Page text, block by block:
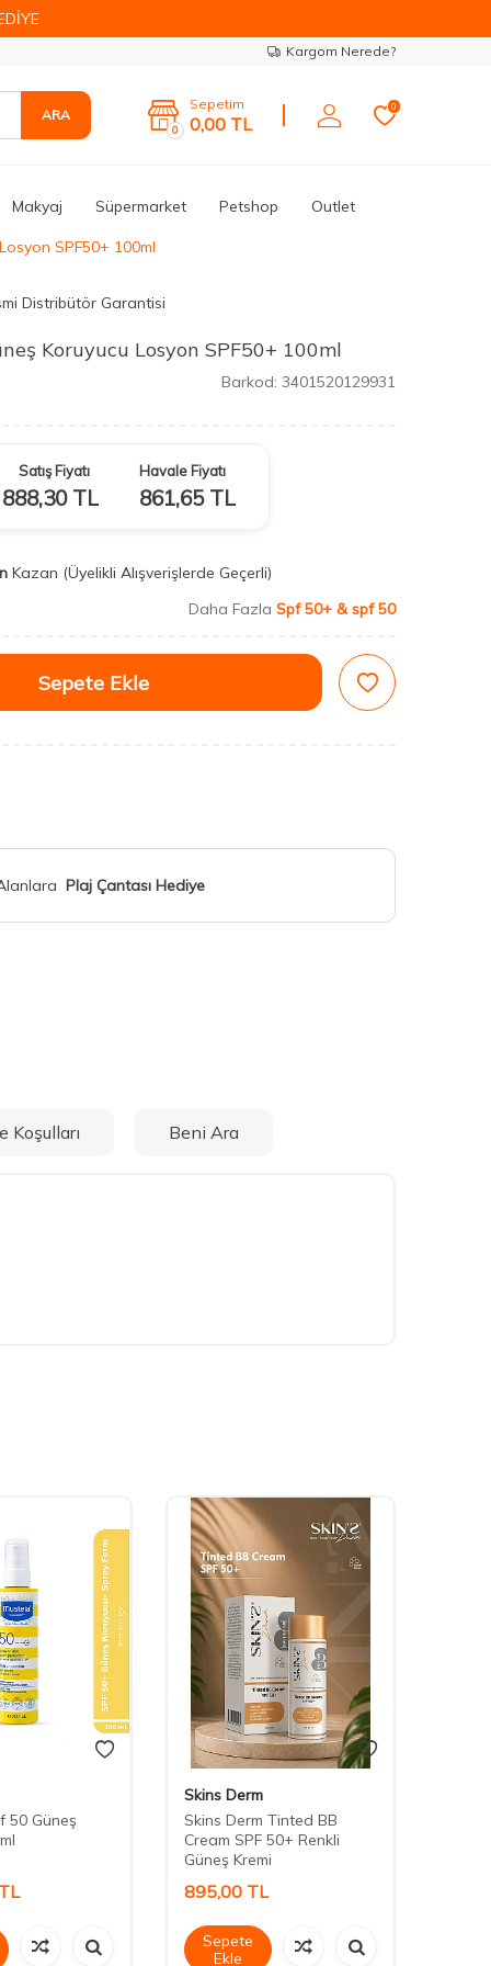
Kargom Nerede?
ARA
0
Sepetim
0,00 TL
0
Makyaj Süpermarket Petshop Outlet
SPF50+ 100ml
Distribütör Garantisi
Koruyucu Losyon SPF50+ 100ml
Barkod: 3401520129931
Satış Fiyatı
888,30TL
Havale Fiyatı
861,65TL
Kazan (Üyelikli Alışverişlerde Geçerli)
Daha Fazla Spf 50+ & spf 50
Sepete Ekle
Plaj Çantası Hediye
Koşulları Beni Ara
50 Güneş
TL
Skins Derm
Skins Derm Tinted BB
Cream SPF 50+ Renkli
Güneş Kremi
895,00 TL
Sepete
Ekle